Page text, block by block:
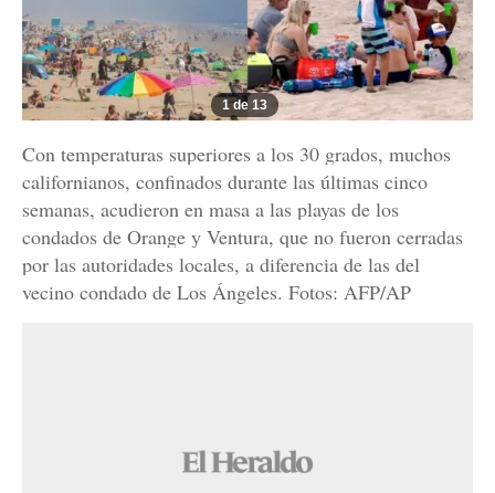
1 de 13
Con temperaturas superiores a los 30 grados, muchos
californianos, confinados durante las últimas cinco
semanas, acudieron en masa a las playas de los
condados de Orange y Ventura, que no fueron cerradas
por las autoridades locales, a diferencia de las del
vecino condado de Los Ángeles. Fotos: AFP/AP